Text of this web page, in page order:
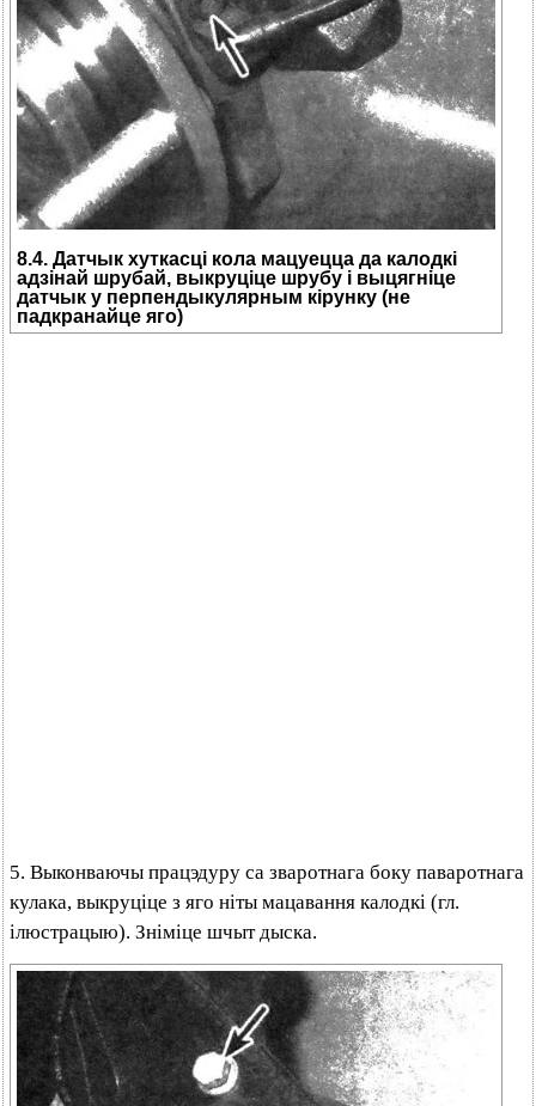
8.4. Датчык хуткасці кола мацуецца да калодкі
адзінай шрубай, выкруціце шрубу і выцягніце
датчык у перпендыкулярным кірунку (не
падкранайце яго)
5. Выконваючы працэдуру са зваротнага боку паваротнага
кулака, выкруціце з яго ніты мацавання калодкі (гл.
ілюстрацыю). Зніміце шчыт дыска.